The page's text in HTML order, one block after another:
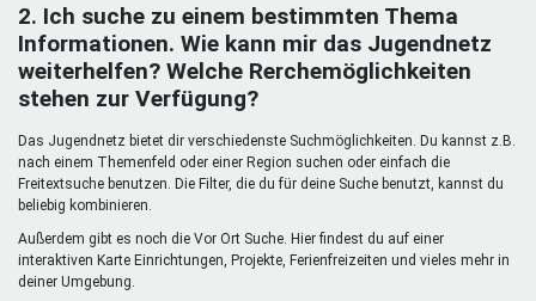
2. Ich suche zu einem bestimmten Thema
Informationen. Wie kann mir das Jugendnetz
weiterhelfen? Welche Rerchemöglichkeiten
stehen zur Verfügung?
Das Jugendnetz bietet dir verschiedenste Suchmöglichkeiten. Du kannst z.B.
nach einem Themenfeld oder einer Region suchen oder einfach die
Freitextsuche benutzen. Die Filter, die du für deine Suche benutzt, kannst du
beliebig kombinieren.
Außerdem gibt es noch die Vor Ort Suche. Hier findest du auf einer
interaktiven Karte Einrichtungen, Projekte, Ferienfreizeiten und vieles mehr in
deiner Umgebung.